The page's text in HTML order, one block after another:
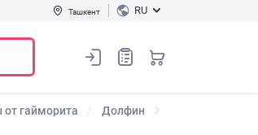
Ташкент RU
гайморита Долфин